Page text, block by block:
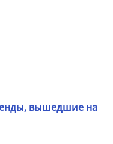
вышедшие на